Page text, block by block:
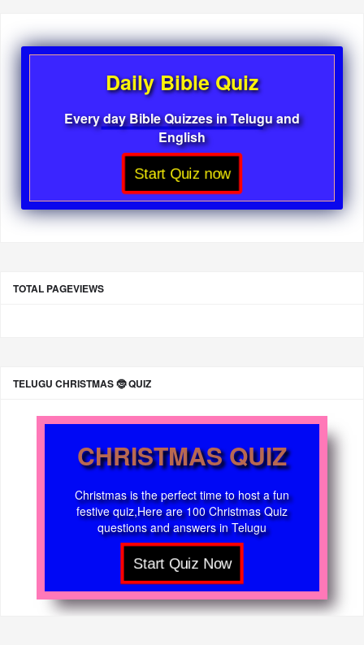
Daily Bible Quiz
Every day Bible Quizzes in Telugu and
English
Start Quiz now
TOTAL PAGEVIEWS
TELUGU CHRISTMAS 🤶 QUIZ
CHRISTMAS QUIZ
Christmas is the perfect time to host a fun
festive quiz,Here are 100 Christmas Quiz
questions and answers in Telugu